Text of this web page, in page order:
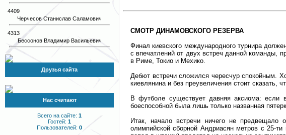
4409
Черчесов Станислав Саламович
4313
Бессонов Владимир Васильевич
Друзья сайта
Нас считают
Всего на сайте: 1
Гостей: 1
Пользователей: 0
СМОТР ДИНАМОВСКОГО РЕЗЕРВА
Финал киевского международного турнира
с впечатлений от двух встреч данной команды,
в Риме, Токио и Мехико.
Дебют встречи сложился чересчур спокойным.
киевлянина и без преувеличения стоит
В футболе существует давняя аксиома: если
боеспособной была лишь только названная
Итак, начало встречи ничего не предвещало
олимпийской сборной Андриасян метров с 25-